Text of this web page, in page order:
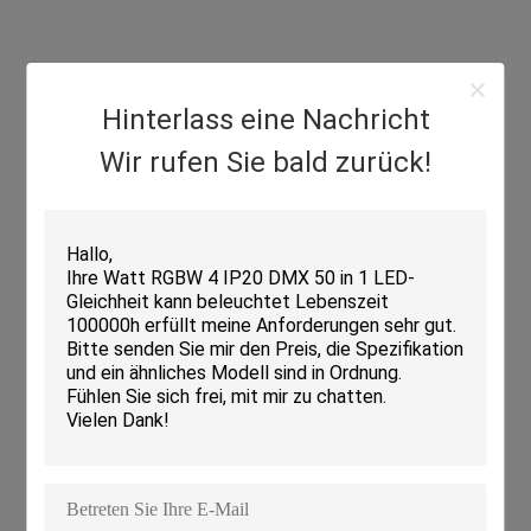
Hinterlass eine Nachricht
Wir rufen Sie bald zurück!